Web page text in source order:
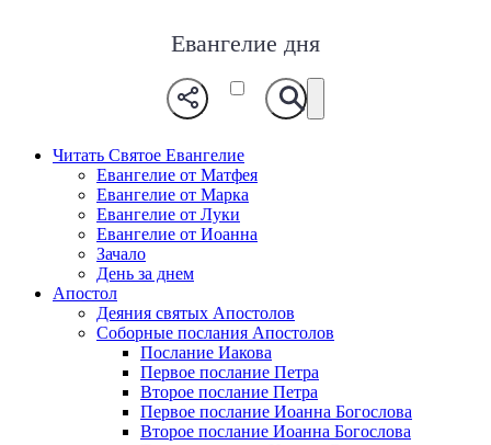
Евангелие дня
Читать Святое Евангелие
Евангелие от Матфея
Евангелие от Марка
Евангелие от Луки
Евангелие от Иоанна
Зачало
День за днем
Апостол
Деяния святых Апостолов
Соборные послания Апостолов
Послание Иакова
Первое послание Петра
Второе послание Петра
Первое послание Иоанна Богослова
Второе послание Иоанна Богослова